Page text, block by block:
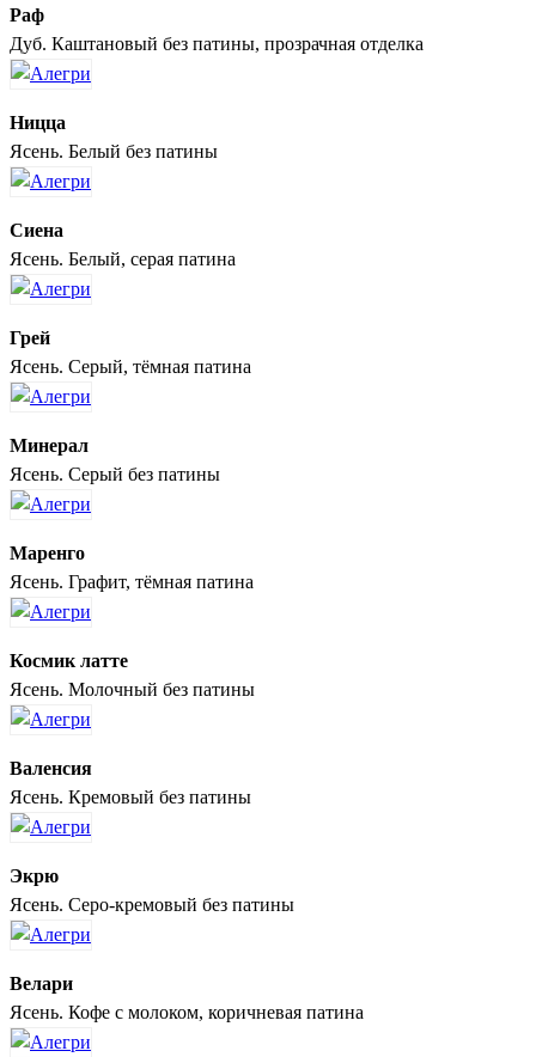
Раф
Дуб. Каштановый без патины, прозрачная отделка
Ницца
Ясень. Белый без патины
Сиена
Ясень. Белый, серая патина
Грей
Ясень. Серый, тёмная патина
Минерал
Ясень. Серый без патины
Маренго
Ясень. Графит, тёмная патина
Космик латте
Ясень. Молочный без патины
Валенсия
Ясень. Кремовый без патины
Экрю
Ясень. Серо-кремовый без патины
Велари
Ясень. Кофе с молоком, коричневая патина